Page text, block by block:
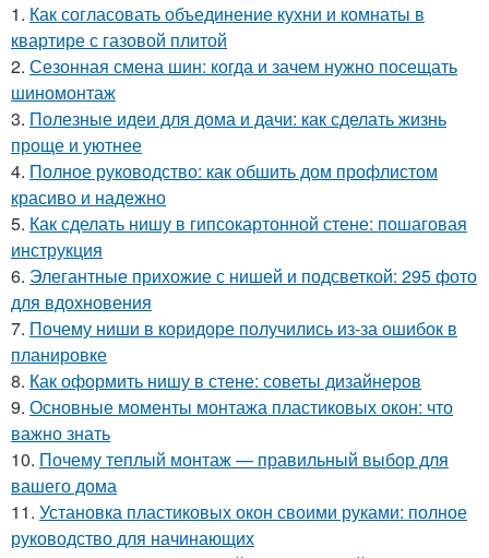
1. Как согласовать объединение кухни и комнаты в
квартире с газовой плитой
2. Сезонная смена шин: когда и зачем нужно посещать
шиномонтаж
3. Полезные идеи для дома и дачи: как сделать жизнь
проще и уютнее
4. Полное руководство: как обшить дом профлистом
красиво и надежно
5. Как сделать нишу в гипсокартонной стене: пошаговая
инструкция
6. Элегантные прихожие с нишей и подсветкой: 295 фото
для вдохновения
7. Почему ниши в коридоре получились из-за ошибок в
планировке
8. Как оформить нишу в стене: советы дизайнеров
9. Основные моменты монтажа пластиковых окон: что
важно знать
10. Почему теплый монтаж — правильный выбор для
вашего дома
11. Установка пластиковых окон своими руками: полное
руководство для начинающих